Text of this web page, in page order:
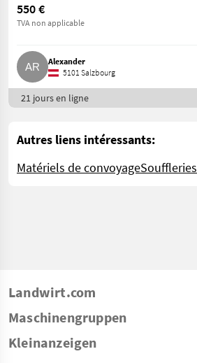
550 €
TVA non applicable
Alexander
5101 Salzbourg
21 jours en ligne
Autres liens intéressants:
Matériels de convoyageSouffleries
Landwirt.com
Maschinengruppen
Kleinanzeigen